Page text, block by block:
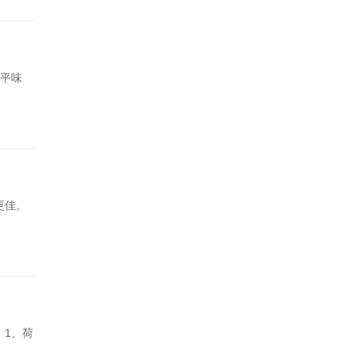
味
。
1、荷